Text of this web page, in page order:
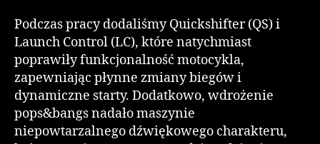
Podczas pracy dodaliśmy Quickshifter (QS) i
Launch Control (LC), które natychmiast
poprawiły funkcjonalność motocykla,
zapewniając płynne zmiany biegów i
dynamiczne starty. Dodatkowo, wdrożenie
pops&bangs nadało maszynie
niepowtarzalnego dźwiękowego charakteru,